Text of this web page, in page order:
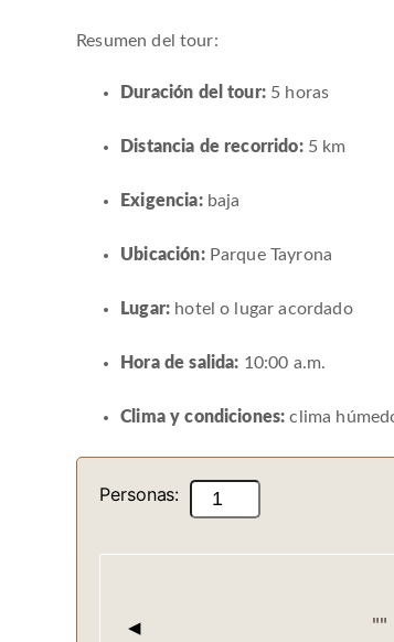
Resumen del tour:
Duración del tour:5 horas
Distancia de recorrido:5 km
Exigencia:baja
Ubicación: Parque Tayrona
Lugar: hotel o lugar acordado
Hora de salida: 10:00 a.m.
Clima y condiciones: clima
Personas:
Tour
a
Poza
◀ ""